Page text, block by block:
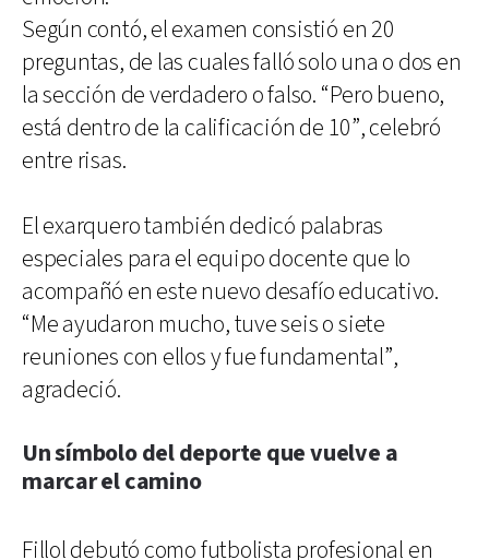
Según contó, el examen consistió en 20
preguntas, de las cuales falló solo una o dos en
la sección de verdadero o falso. “Pero bueno,
está dentro de la calificación de 10”, celebró
entre risas.
El exarquero también dedicó palabras
especiales para el equipo docente que lo
acompañó en este nuevo desafío educativo.
“Me ayudaron mucho, tuve seis o siete
reuniones con ellos y fue fundamental”,
agradeció.
Un símbolo del deporte que vuelve a
marcar el camino
Fillol debutó como futbolista profesional en